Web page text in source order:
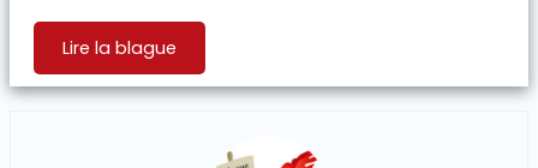
Lire la blague